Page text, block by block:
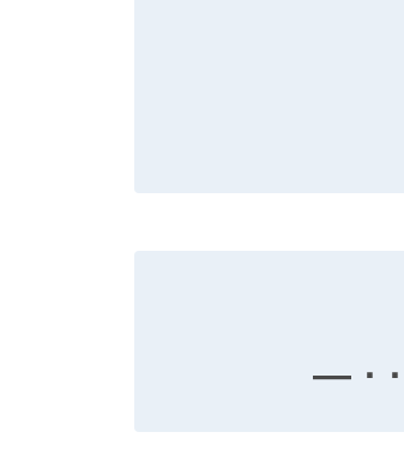
— · ·